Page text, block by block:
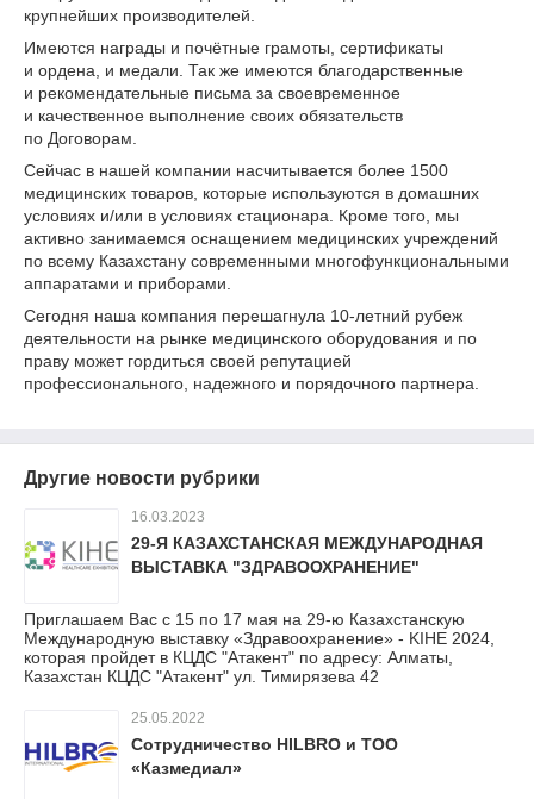
крупнейших производителей.
Имеются награды и почётные грамоты, сертификаты
и ордена, и медали. Так же имеются благодарственные
и рекомендательные письма за своевременное
и качественное выполнение своих обязательств
по Договорам.
Сейчас в нашей компании насчитывается более 1500
медицинских товаров, которые используются в домашних
условиях и/или в условиях стационара. Кроме того, мы
активно занимаемся оснащением медицинских учреждений
по всему Казахстану современными многофункциональными
аппаратами и приборами.
Сегодня наша компания перешагнула 10-летний рубеж
деятельности на рынке медицинского оборудования и по
праву может гордиться своей репутацией
профессионального, надежного и порядочного партнера.
Другие новости рубрики
16.03.2023
29-Я КАЗАХСТАНСКАЯ МЕЖДУНАРОДНАЯ
ВЫСТАВКА "ЗДРАВООХРАНЕНИЕ"
Приглашаем Вас с 15 по 17 мая на 29-ю Казахстанскую
Международную выставку «Здравоохранение» - KIHE 2024,
которая пройдет в КЦДС "Атакент" по адресу: Алматы,
Казахстан КЦДС "Атакент" ул. Тимирязева 42
25.05.2022
Сотрудничество HILBRO и ТОО
«Казмедиал»